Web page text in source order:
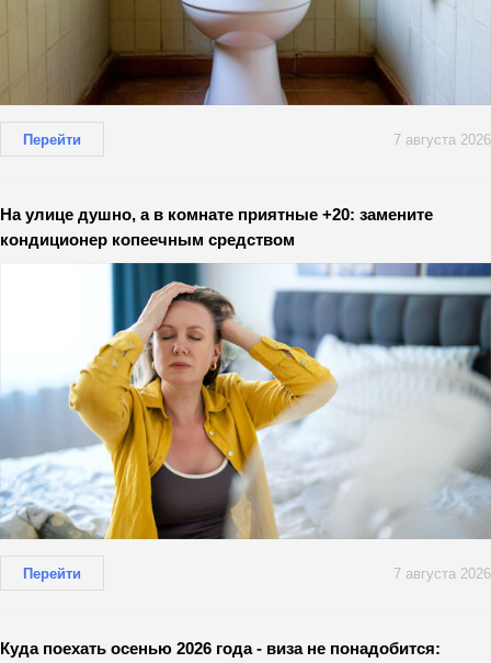
Перейти 7 августа 2026
На улице душно, а в комнате приятные +20: замените
кондиционер копеечным средством
Перейти 7 августа 2026
Куда поехать осенью 2026 года - виза не понадобится: